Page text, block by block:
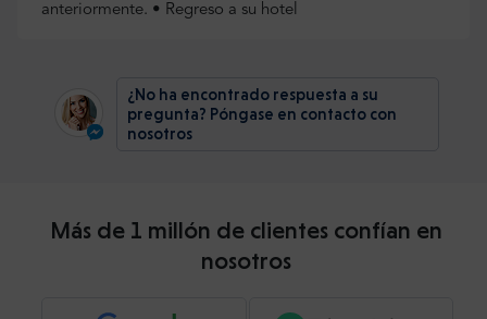
anteriormente. • Regreso a su hotel
¿No ha encontrado respuesta a su
pregunta? Póngase en contacto con
nosotros
Más de 1 millón de clientes confían en
nosotros